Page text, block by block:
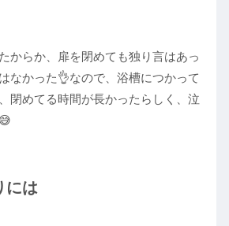
からか、扉を閉めても独り言はあっ
なかった👌なので、浴槽につかって
閉めてる時間が長かったらしく、泣
には